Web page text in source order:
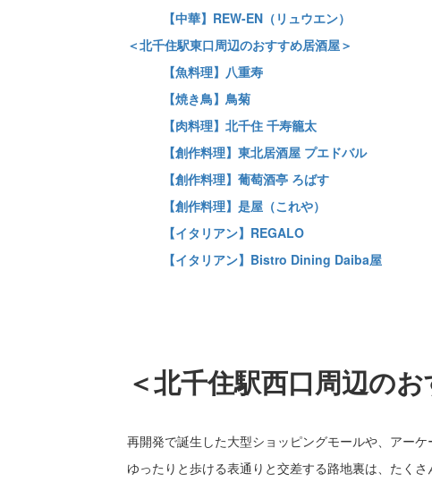
【中華】REW-EN（リュウエン）
＜北千住駅東口周辺のおすすめ居酒屋＞
【魚料理】八重寿
【焼き鳥】鳥菊
【肉料理】北千住 千寿籠太
【創作料理】東北居酒屋 プエドバル
【創作料理】葡萄酒亭 ろばす
【創作料理】是屋（これや）
【イタリアン】REGALO
【イタリアン】Bistro Dining Daiba屋
＜北千住駅西口周辺の
再開発で誕生した大型ショッピングモールや、アーケ
ゆったりと歩ける表通りと交差する路地裏は、たく